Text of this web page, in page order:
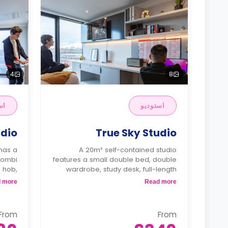
8
استوديو
True Sky Studio
A 20m² self-contained studio
features a small double bed, double
wardrobe, study desk, full-length
mirror, en-suite bathroom, and
*Higher floors have higher rates.
Read more
From
4
a
more